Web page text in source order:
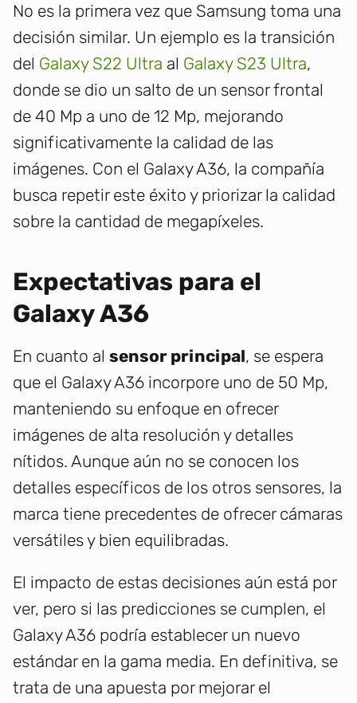
No es la primera vez que Samsung toma una
decisión similar. Un ejemplo es la transición
del Galaxy S22 Ultra al Galaxy S23 Ultra,
donde se dio un salto de un sensor frontal
de 40 Mp a uno de 12 Mp, mejorando
significativamente la calidad de las
imágenes. Con el Galaxy A36, la compañía
busca repetir este éxito y priorizar la calidad
sobre la cantidad de megapíxeles.
Expectativas para el
Galaxy A36
En cuanto al sensor principal, se espera
que el Galaxy A36 incorpore uno de 50 Mp,
manteniendo su enfoque en ofrecer
imágenes de alta resolución y detalles
nítidos. Aunque aún no se conocen los
detalles específicos de los otros sensores, la
marca tiene precedentes de ofrecer cámaras
versátiles y bien equilibradas.
El impacto de estas decisiones aún está por
ver, pero si las predicciones se cumplen, el
Galaxy A36 podría establecer un nuevo
estándar en la gama media. En definitiva, se
trata de una apuesta por mejorar el